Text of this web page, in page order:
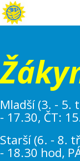
Mladší (3. - 5.
- 17.30, ČT:
Starší (6. - 8.
- 18.30 hod,